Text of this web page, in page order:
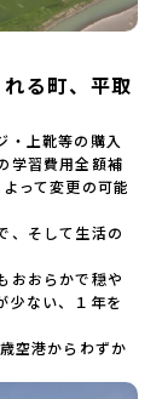
さい。・宿
ただく予定
なアレルギ
。対応が必
合はお早めに
ーやむを得
て対応させ
催日の前日
支払いいただ
日目-8日
始日の前日：
しでの不参加
止について天
性がありま
いたしま
催日3週間前
る町、平取
・上靴等の購入
学習費用全額補
って変更の可能
、そして生活の
おおらかで穏や
少ない、１年を
空港からわずか